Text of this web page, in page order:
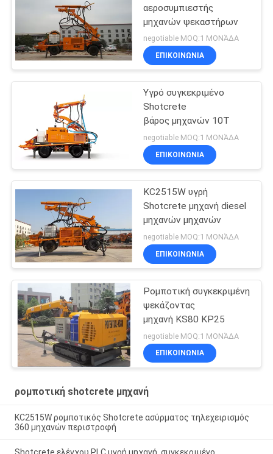
αεροσυμπιεστής
μηχανών ψεκαστήρων
negotiable MOQ:1 ΜΟΝΆΔΑ
ΕΠΙΚΟΙΝΩΝΙΑ
Υγρό συγκεκριμένο
Shotcrete
βάρος μηχανών 10T
negotiable MOQ:1 ΜΟΝΆΔΑ
ΕΠΙΚΟΙΝΩΝΙΑ
KC2515W υγρή
Shotcrete μηχανή diesel
μηχανών μηχανών
negotiable MOQ:1 ΜΟΝΆΔΑ
ΕΠΙΚΟΙΝΩΝΙΑ
Ρομποτική συγκεκριμένη
ψεκάζοντας
μηχανή KS80 KP25
negotiable MOQ:1 ΜΟΝΆΔΑ
ΕΠΙΚΟΙΝΩΝΙΑ
ρομποτική shotcrete μηχανή
KC2515W ρομποτικός Shotcrete ασύρματος τηλεχειρισμός
360 μηχανών περιστροφή